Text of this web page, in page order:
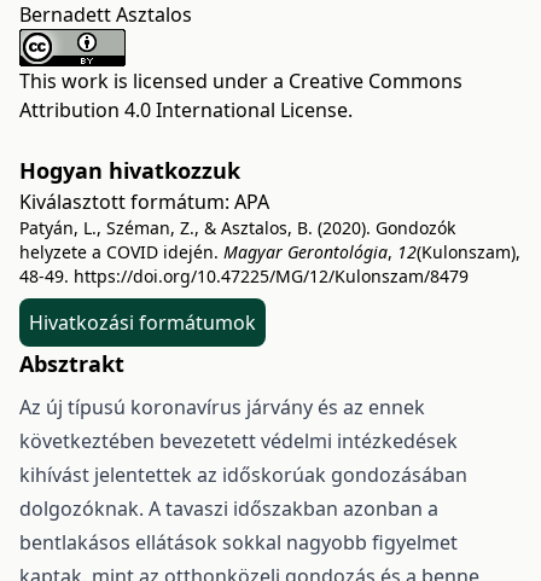
Bernadett Asztalos
This work is licensed under a Creative Commons
Attribution 4.0 International License.
Hogyan hivatkozzuk
Kiválasztott formátum: APA
Patyán, L., Széman, Z., & Asztalos, B. (2020). Gondozók
helyzete a COVID idején. Magyar Gerontológia, 12(Kulonszam),
48-49. https://doi.org/10.47225/MG/12/Kulonszam/8479
Hivatkozási formátumok
Absztrakt
Az új típusú koronavírus járvány és az ennek
következtében bevezetett védelmi intézkedések
kihívást jelentettek az időskorúak gondozásában
dolgozóknak. A tavaszi időszakban azonban a
bentlakásos ellátások sokkal nagyobb figyelmet